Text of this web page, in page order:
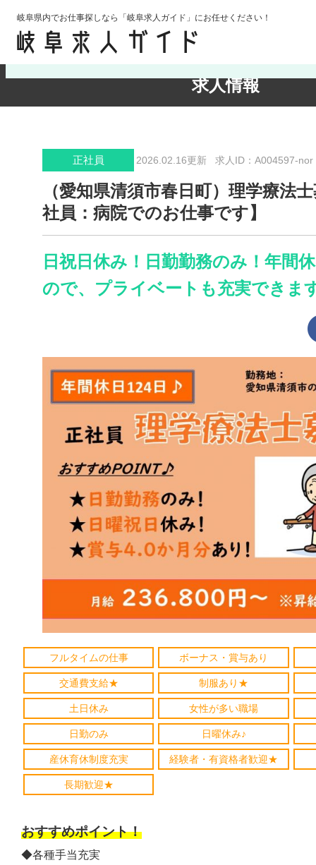
岐阜県内でお仕事探しなら「岐阜求人ガイド」にお任せください！
求人情報
検索条件の確認・変更
正社員 2026.02.16更新 求人ID：A004597-nor
（愛知県清須市春日町）理学療法
社員：病院でのお仕事です】
日祝日休み！日勤勤務のみ！年間
ので、プライベートも充実できま
フルタイムの仕事 ボーナス・賞与あり
交通費支給★ 制服あり★
土日休み 女性が多い職場
日勤のみ 日曜休み♪
産休育休制度充実 経験者・有資格者歓迎★
長期歓迎★
おすすめポイント！
◆各種手当充実